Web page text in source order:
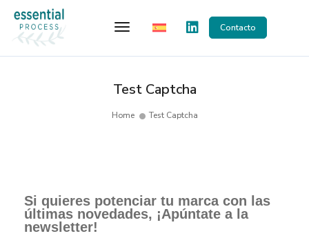
Toggle NavigationContacto
Test Captcha
Home Test Captcha
Si quieres potenciar tu marca con las
últimas novedades, ¡Apúntate a la
newsletter!